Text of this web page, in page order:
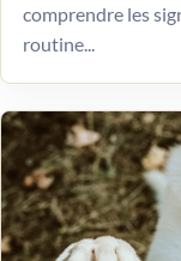
comprendre les
routine...